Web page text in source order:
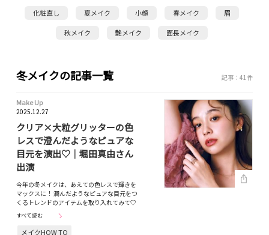
化粧直し 夏メイク 小顔 春メイク 眉
秋メイク 艶メイク 面長メイク
冬メイクの記事一覧 記事：41件
Make Up
2025.12.27
クリア×大粒グリッターの色
レスで澄んだようなピュアな
目元を演出♡｜堀田真由さん
出演
今年の冬メイクは、あえての色レスで輝きを
マックスに！ 潤んだようなピュアな目元をつ
くるトレンドのアイテムを取り入れてみて♡
すべて読む
メイクHOW TO